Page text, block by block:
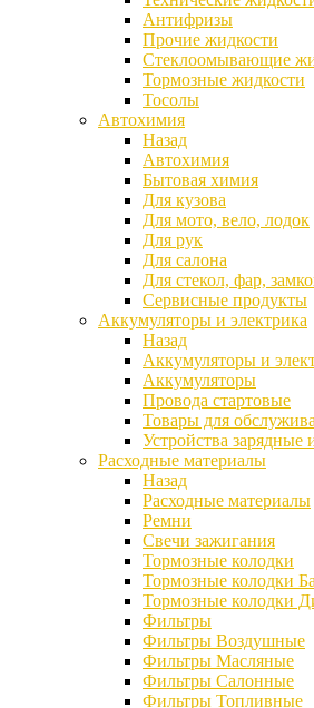
Антифризы
Прочие жидкости
Стеклоомывающие
Тормозные жидкости
Тосолы
Автохимия
Назад
Автохимия
Бытовая химия
Для кузова
Для мото, вело, лодок
Для рук
Для салона
Для стекол, фар,
Сервисные продукты
Аккумуляторы и электрика
Назад
Аккумуляторы и
Аккумуляторы
Провода стартовые
Товары для
Устройства зарядные
Расходные материалы
Назад
Расходные материалы
Ремни
Свечи зажигания
Тормозные колодки
Тормозные колодки
Тормозные колодки
Фильтры
Фильтры Воздушные
Фильтры Масляные
Фильтры Салонные
Фильтры Топливные